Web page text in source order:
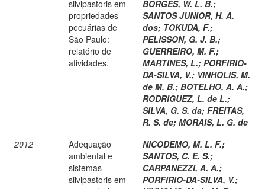
silvipastoris em
propriedades
pecuárias de
São Paulo:
relatório de
atividades.
BORGES, W. L. B.;
SANTOS JUNIOR, H. A.
dos; TOKUDA, F.;
PELISSON, G. J. B.;
GUERREIRO, M. F.;
MARTINES, L.; PORFIRIO-
DA-SILVA, V.; VINHOLIS, M.
de M. B.; BOTELHO, A. A.;
RODRIGUEZ, L. de L.;
SILVA, G. S. da; FREITAS,
R. S. de; MORAIS, L. G. de
2012
Adequação
ambiental e
sistemas
silvipastoris em
NICODEMO, M. L. F.;
SANTOS, C. E. S.;
CARPANEZZI, A. A.;
PORFIRIO-DA-SILVA, V.;